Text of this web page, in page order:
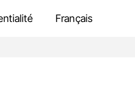
Français